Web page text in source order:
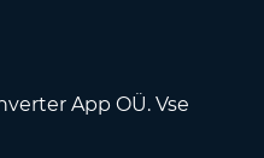
App OÜ. Vse